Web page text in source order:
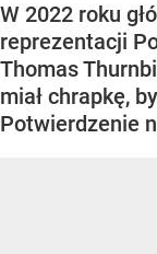
W 2022 roku
reprezentacji
Thomas
miał chrapkę,
Potwierdzenie